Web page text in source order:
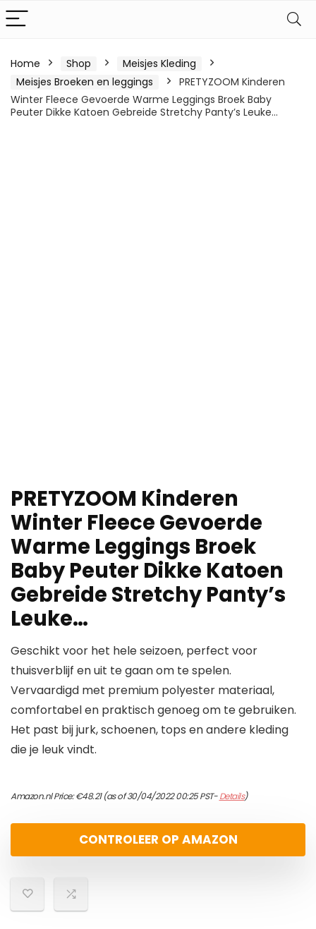
Home Shop
Meisjes Kleding
Meisjes Broeken en leggings
PRETYZOOM Kinderen
Winter Fleece Gevoerde Warme Leggings Broek Baby
Peuter Dikke Katoen Gebreide Stretchy Panty’s Leuke…
PRETYZOOM Kinderen
Winter Fleece Gevoerde
Warme Leggings Broek
Baby Peuter Dikke Katoen
Gebreide Stretchy Panty’s
Leuke…
Geschikt voor het hele seizoen, perfect voor
thuisverblijf en uit te gaan om te spelen.
Vervaardigd met premium polyester materiaal,
comfortabel en praktisch genoeg om te gebruiken.
Het past bij jurk, schoenen, tops en andere kleding
die je leuk vindt.
Amazon.nl Price:€48.21(as of 30/04/2022 00:25 PST-Details)
CONTROLEER OP AMAZON